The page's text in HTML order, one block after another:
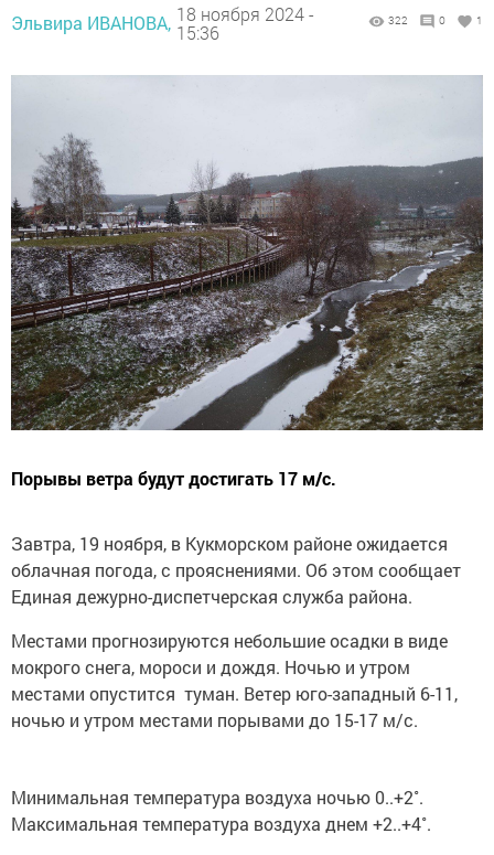
Эльвира ИВАНОВА, 18 ноября 2024 -
15:36
322 0 1
Порывы ветра будут достигать 17 м/с.
Завтра, 19 ноября, в Кукморском районе ожидается
облачная погода, с прояснениями. Об этом сообщает
Единая дежурно-диспетчерская служба района.
Местами прогнозируются небольшие осадки в виде
мокрого снега, мороси и дождя. Ночью и утром
местами опустится туман. Ветер юго-западный 6-11,
ночью и утром местами порывами до 15-17 м/с.
Минимальная температура воздуха ночью 0..+2˚.
Максимальная температура воздуха днем +2..+4˚.